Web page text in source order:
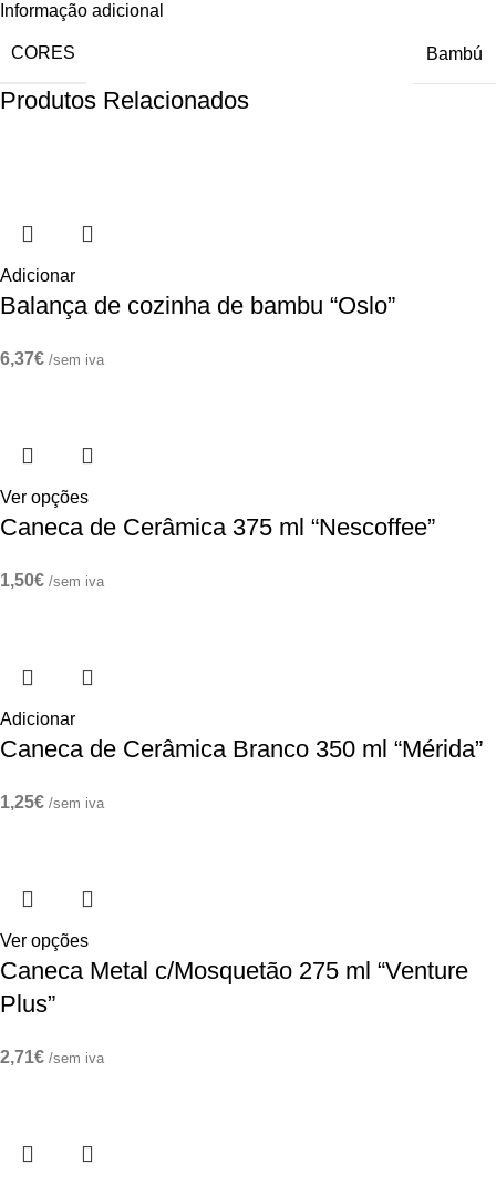
Informação adicional
CORES Bambú
Produtos Relacionados
Adicionar
Balança de cozinha de bambu “Oslo”
6,37€ /sem iva
Ver opções
Caneca de Cerâmica 375 ml “Nescoffee”
1,50€ /sem iva
Adicionar
Caneca de Cerâmica Branco 350 ml “Mérida”
1,25€ /sem iva
Ver opções
Caneca Metal c/Mosquetão 275 ml “Venture
Plus”
2,71€ /sem iva